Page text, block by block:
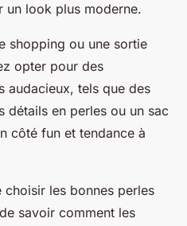
un look plus moderne.
shopping ou une sortie
opter pour des
audacieux, tels que des
détails en perles ou un sac
côté fun et tendance à
choisir les bonnes perles
savoir comment les